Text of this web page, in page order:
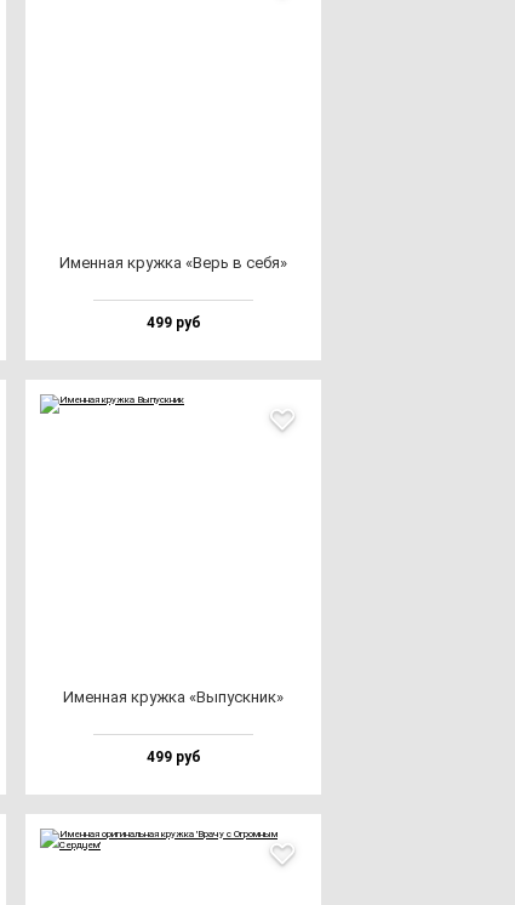
Имен­ная круж­ка «Верь в се­бя»
499 руб
Имен­ная круж­ка «Выпус­кник»
499 руб